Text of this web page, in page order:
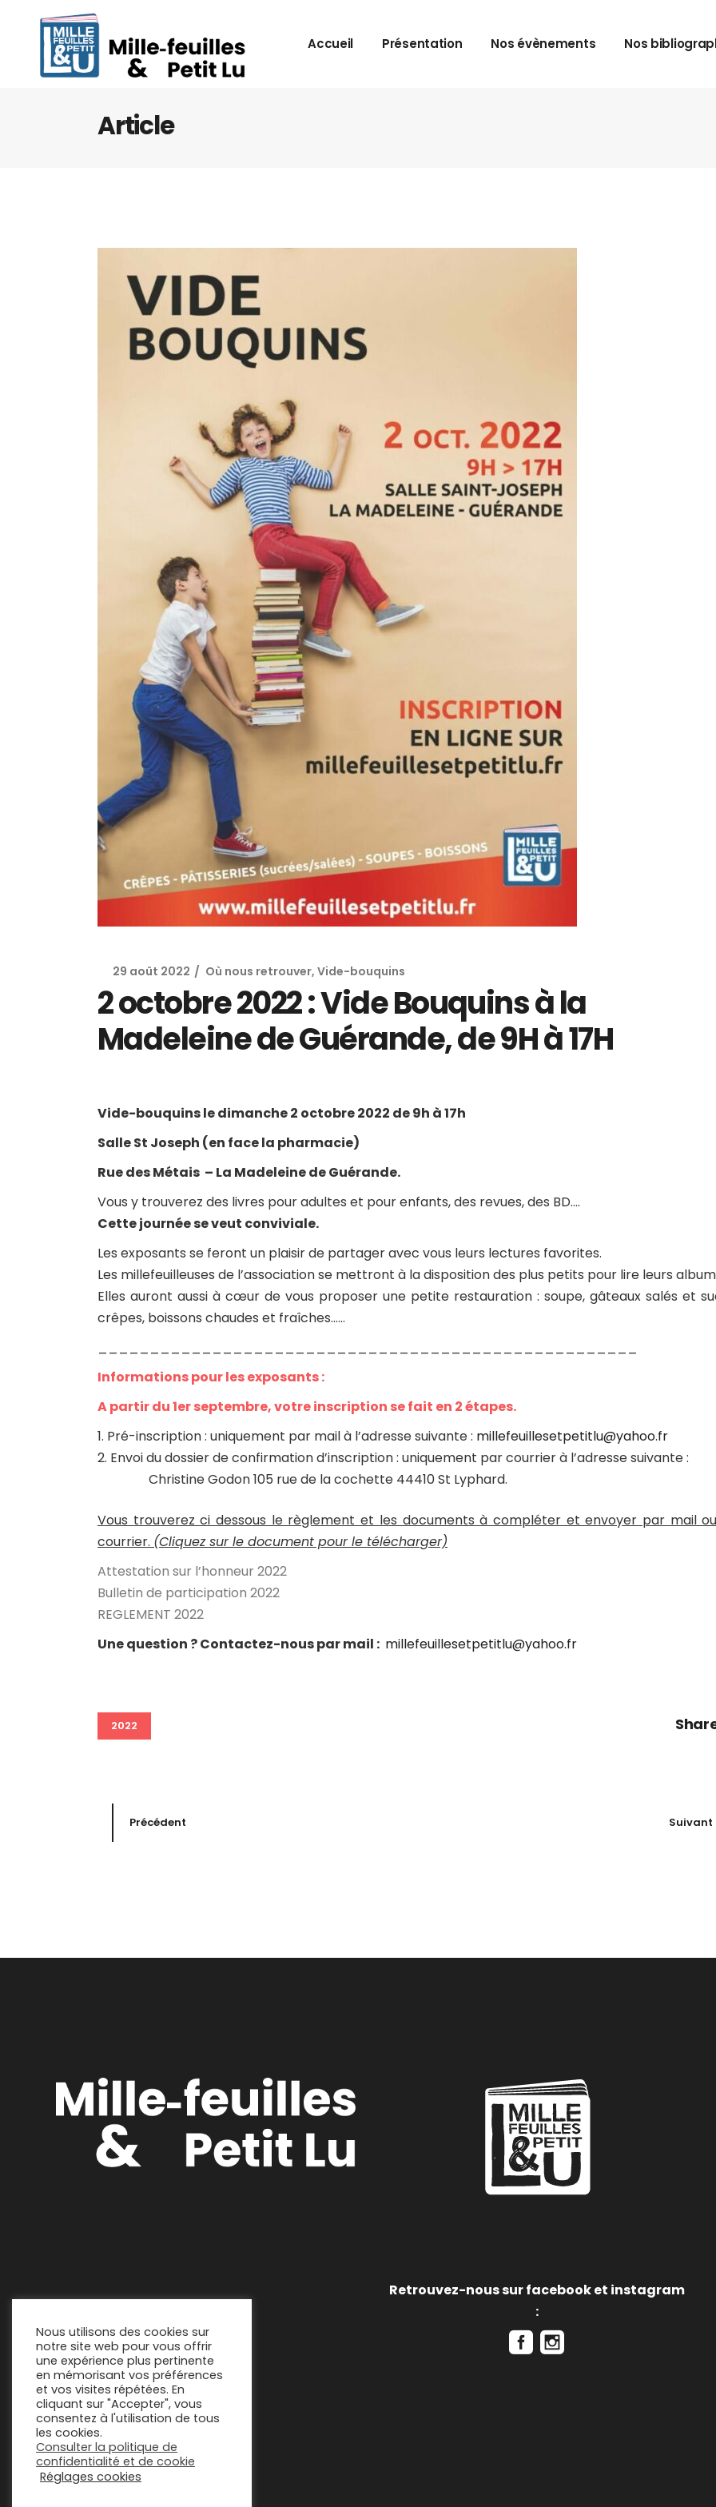
Accueil Présentation Nos évènements Nos
Article
29 août 2022 Où nous retrouver, Vide-bouquins
2 octobre 2022 : Vide Bouquins à la
Madeleine de Guérande, de 9H à 17H
Vide-bouquins le dimanche 2 octobre 2022 de 9h à 17h
Salle St Joseph (en face la pharmacie)
Rue des Métais – La Madeleine de Guérande.
Vous y trouverez des livres pour adultes et pour enfants, des revues, des BD….
Cette journée se veut conviviale.
Les exposants se feront un plaisir de partager avec vous leurs lectures favorites.
Les millefeuilleuses de l’association se mettront à la disposition des plus petits pour lire leurs
Elles auront aussi à cœur de vous proposer une petite restauration : soupe, gâteaux salés et
crêpes, boissons chaudes et fraîches……
Informations pour les exposants :
A partir du 1er septembre, votre inscription se fait en 2 étapes.
Pré-inscription : uniquement par mail à l’adresse suivante : millefeuillesetpetitlu@yahoo.fr
Envoi du dossier de confirmation d’inscription : uniquement par courrier à l’adresse
Christine Godon 105 rue de la cochette 44410 St Lyphard.
Vous trouverez ci dessous le règlement et les documents à compléter et envoyer par mail
courrier. (Cliquez sur le document pour le télécharger)
Attestation sur l’honneur 2022
Bulletin de participation 2022
REGLEMENT 2022
Une question ? Contactez-nous par mail : millefeuillesetpetitlu@yahoo.fr
2022
Précédent Suivant
Retrouvez-nous sur facebook et instagram
:
Nous utilisons des cookies sur
notre site web pour vous offrir
une expérience plus pertinente
en mémorisant vos préférences
et vos visites répétées. En
cliquant sur "Accepter", vous
consentez à l'utilisation de tous
les cookies.
Consulter la politique de
confidentialité et de cookie
Réglages cookies